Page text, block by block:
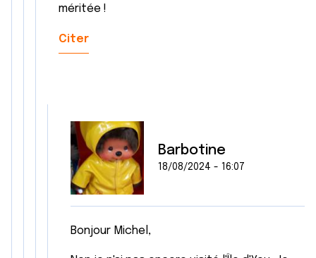
méritée !
Citer
Barbotine
18/08/2024 - 16:07
Bonjour Michel,